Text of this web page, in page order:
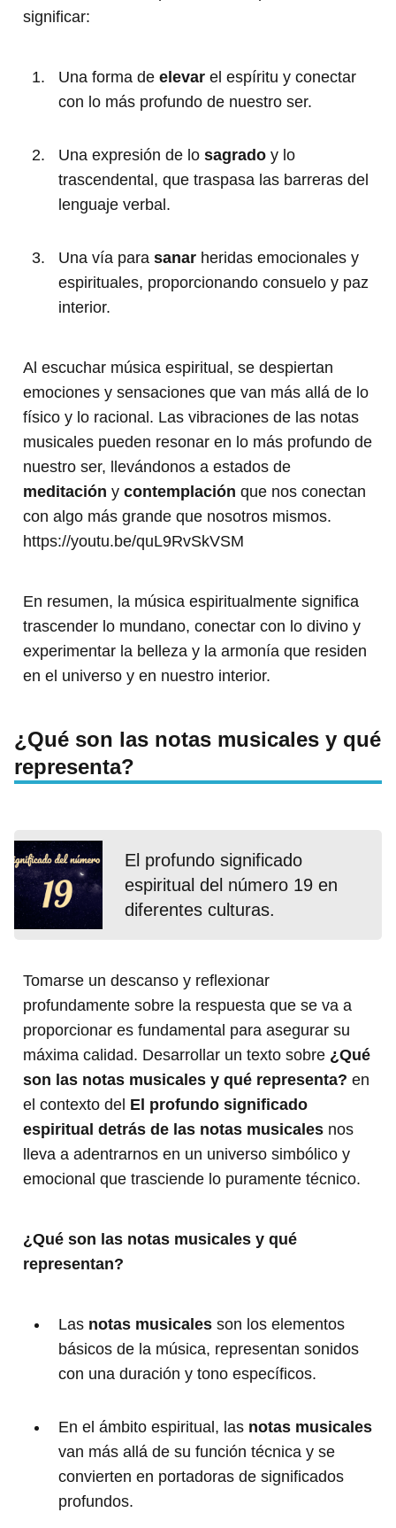
significar:
Una forma de elevar el espíritu y conectar
con lo más profundo de nuestro ser.
Una expresión de lo sagrado y lo
trascendental, que traspasa las barreras del
lenguaje verbal.
Una vía para sanar heridas emocionales y
espirituales, proporcionando consuelo y paz
interior.
Al escuchar música espiritual, se despiertan
emociones y sensaciones que van más allá de lo
físico y lo racional. Las vibraciones de las notas
musicales pueden resonar en lo más profundo de
nuestro ser, llevándonos a estados de
meditación y contemplación que nos conectan
con algo más grande que nosotros mismos.
https://youtu.be/quL9RvSkVSM
En resumen, la música espiritualmente significa
trascender lo mundano, conectar con lo divino y
experimentar la belleza y la armonía que residen
en el universo y en nuestro interior.
¿Qué son las notas musicales y qué
representa?
El profundo significado
espiritual del número 19 en
diferentes culturas.
Tomarse un descanso y reflexionar
profundamente sobre la respuesta que se va a
proporcionar es fundamental para asegurar su
máxima calidad. Desarrollar un texto sobre ¿Qué
son las notas musicales y qué representa? en
el contexto del El profundo significado
espiritual detrás de las notas musicales nos
lleva a adentrarnos en un universo simbólico y
emocional que trasciende lo puramente técnico.
¿Qué son las notas musicales y qué
representan?
Las notas musicales son los elementos
básicos de la música, representan sonidos
con una duración y tono específicos.
En el ámbito espiritual, las notas musicales
van más allá de su función técnica y se
convierten en portadoras de significados
profundos.